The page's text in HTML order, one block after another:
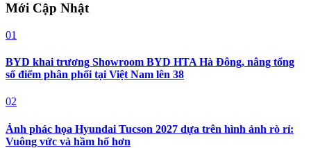
Mới Cập Nhật
01
BYD khai trương Showroom BYD HTA Hà Đông, nâng tổng
số điểm phân phối tại Việt Nam lên 38
02
Ảnh phác họa Hyundai Tucson 2027 dựa trên hình ảnh rò rỉ:
Vuông vức và hầm hố hơn